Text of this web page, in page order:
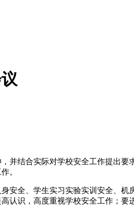
并结合实际对学校安全工作提出
。
安全、学生实习实验实训安全、
认识，高度重视学校安全工作；